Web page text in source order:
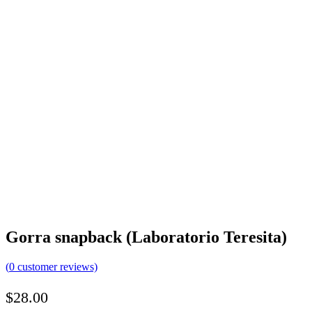
Gorra snapback (Laboratorio Teresita)
(0 customer reviews)
$28.00